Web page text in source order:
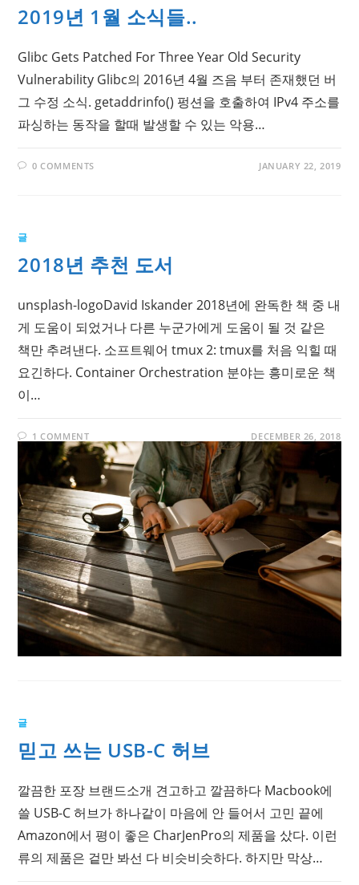
2019년 1월 소식들..
Glibc Gets Patched For Three Year Old Security
Vulnerability Glibc의 2016년 4월 즈음 부터 존재했던 버
그 수정 소식. getaddrinfo() 펑션을 호출하여 IPv4 주소를
파싱하는 동작을 할때 발생할 수 있는 악용…
0 COMMENTS JANUARY 22, 2019
글
2018년 추천 도서
unsplash-logoDavid Iskander 2018년에 완독한 책 중 내
게 도움이 되었거나 다른 누군가에게 도움이 될 것 같은
책만 추려낸다. 소프트웨어 tmux 2: tmux를 처음 익힐 때
요긴하다. Container Orchestration 분야는 흥미로운 책
이…
1 COMMENT DECEMBER 26, 2018
글
믿고 쓰는 USB-C 허브
깔끔한 포장 브랜드소개 견고하고 깔끔하다 Macbook에
쓸 USB-C 허브가 하나같이 마음에 안 들어서 고민 끝에
Amazon에서 평이 좋은 CharJenPro의 제품을 샀다. 이런
류의 제품은 겉만 봐선 다 비슷비슷하다. 하지만 막상…